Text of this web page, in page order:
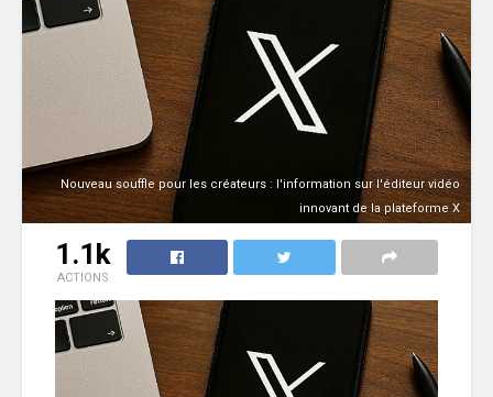
Nouveau souffle pour les créateurs : l'information sur l'éditeur vidéo
innovant de la plateforme X
1.1k
ACTIONS